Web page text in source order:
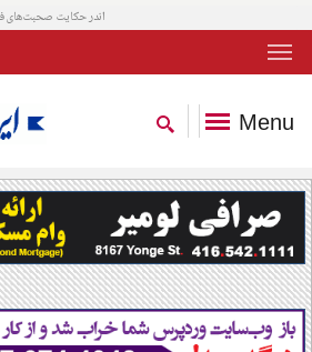
اندر حکایت صحبت‌های
Menu